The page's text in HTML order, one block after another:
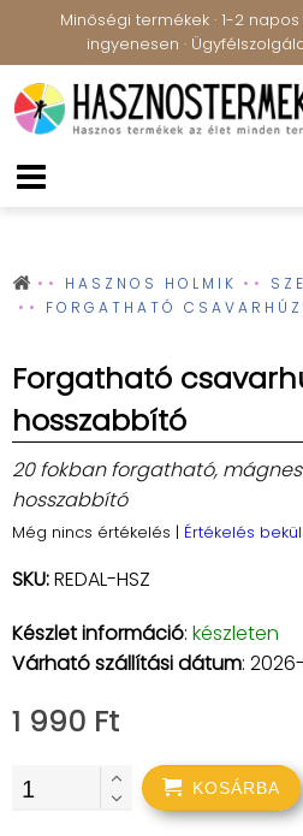
Minőségi termékek · 1-2
ingyenesen ·
HASZNOS HOLMIK
FORGATHATÓ
Forgatható
hosszabbító
20 fokban forgatható,
hosszabbító
Még nincs értékelés | Értékelés
SKU:REDAL-HSZ
Készlet információ: készleten
Várható szállítási dátum:
1 990 Ft
KOSÁRBA